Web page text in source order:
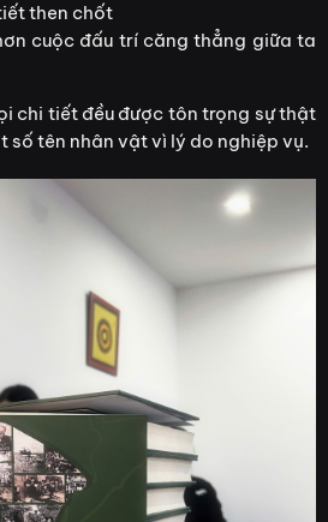
then chốt
cuộc đấu trí căng thẳng giữa ta
chi tiết đều được tôn trọng sự thật
số tên nhân vật vì lý do nghiệp vụ.